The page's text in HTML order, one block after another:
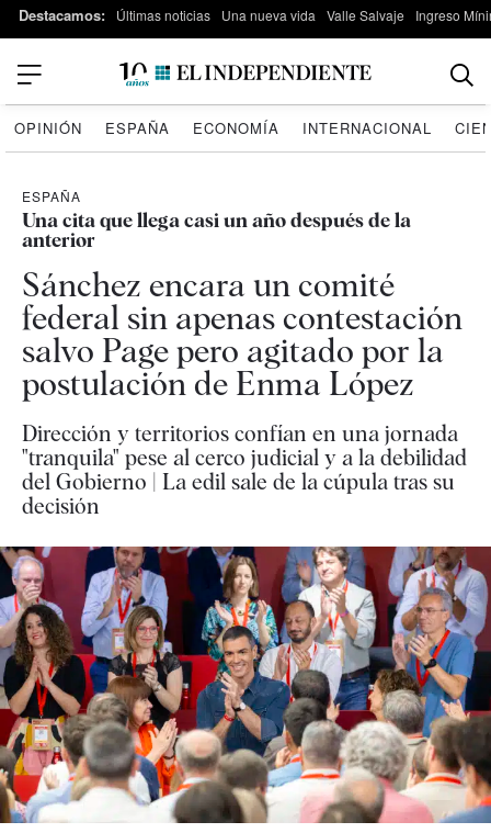
Destacamos: Últimas noticias Una nueva vida Valle Salvaje Ingreso
OPINIÓN ESPAÑA ECONOMÍA INTERNACIONAL
ESPAÑA
Una cita que llega casi un año después de la
anterior
Sánchez encara un comité
federal sin apenas contestación
salvo Page pero agitado por la
postulación de Enma López
Dirección y territorios confían en una jornada
"tranquila" pese al cerco judicial y a la debilidad
del Gobierno | La edil sale de la cúpula tras su
decisión